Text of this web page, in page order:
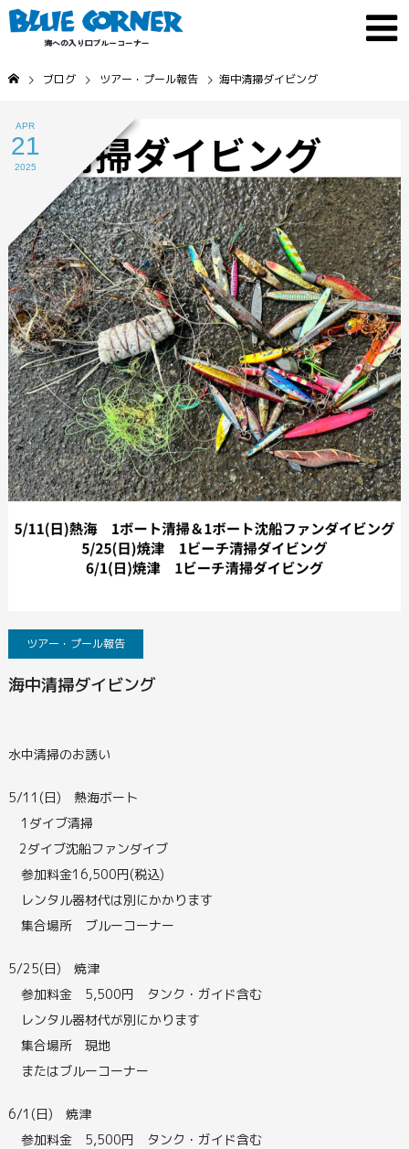
ブログ ツアー・プール報告 海中清掃ダイビング
APR
21
2025
ツアー・プール報告
海中清掃ダイビング
水中清掃のお誘い
5/11(日) 熱海ボート
1ダイブ清掃
2ダイブ沈船ファンダイブ
参加料金16,500円(税込)
レンタル器材代は別にかかります
集合場所 ブルーコーナー
5/25(日) 焼津
参加料金 5,500円 タンク・ガイド含む
レンタル器材代が別にかります
集合場所 現地
またはブルーコーナー
6/1(日) 焼津
参加料金 5,500円 タンク・ガイド含む